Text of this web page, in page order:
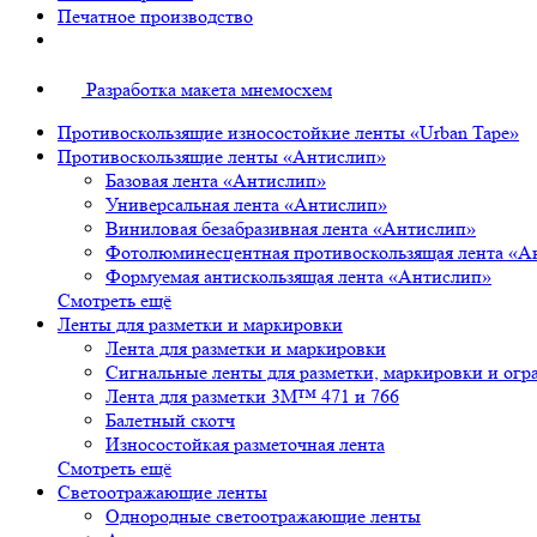
Печатное производство
Разработка макета мнемосхем
Противоскользящие износостойкие ленты «Urban Tape»
Противоскользящие ленты «Антислип»
Базовая лента «Антислип»
Универсальная лента «Антислип»
Виниловая безабразивная лента «Антислип»
Фотолюминесцентная противоскользящая лента
Формуемая антискользящая лента «Антислип»
Смотреть ещё
Ленты для разметки и маркировки
Лента для разметки и маркировки
Сигнальные ленты для разметки, маркировки и
Лента для разметки 3М™ 471 и 766
Балетный скотч
Износостойкая разметочная лента
Смотреть ещё
Светоотражающие ленты
Однородные светоотражающие ленты